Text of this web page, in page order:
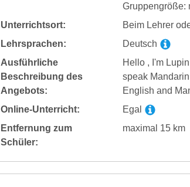
Gruppengröße:
Unterrichtsort:
Beim Lehrer
Lehrsprachen:
Deutsch
Ausführliche
Beschreibung des
Angebots:
Hello , I'm
speak
English and
Online-Unterricht:
Egal
Entfernung zum
Schüler:
maximal 15 km